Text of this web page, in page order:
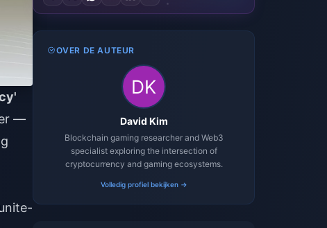
—
OVER DE AUTEUR
David Kim
Blockchain gaming researcher and Web3
specialist exploring the intersection of
cryptocurrency and gaming ecosystems.
Volledig profiel bekijken →